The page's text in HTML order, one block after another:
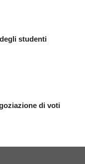
studenti
di voti